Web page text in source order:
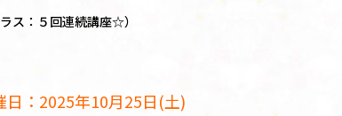
ス：５回連続講座☆）
日：2025年10月25日(土)